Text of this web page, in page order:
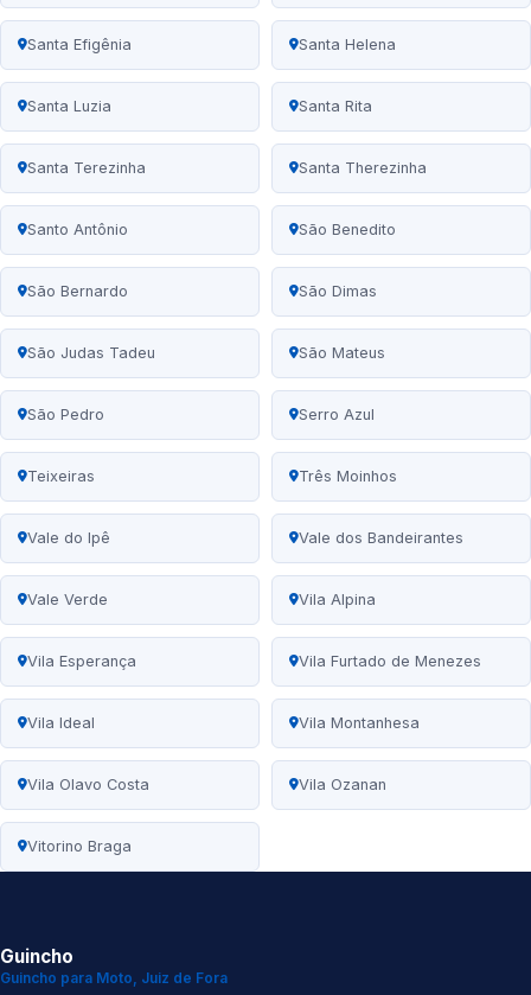
Santa Efigênia Santa Helena
Santa Luzia Santa Rita
Santa Terezinha Santa Therezinha
Santo Antônio São Benedito
São Bernardo São Dimas
São Judas Tadeu São Mateus
São Pedro Serro Azul
Teixeiras Três Moinhos
Vale do Ipê Vale dos Bandeirantes
Vale Verde Vila Alpina
Vila Esperança Vila Furtado de Menezes
Vila Ideal Vila Montanhesa
Vila Olavo Costa Vila Ozanan
Vitorino Braga
Guincho
Guincho para Moto, Juiz de Fora